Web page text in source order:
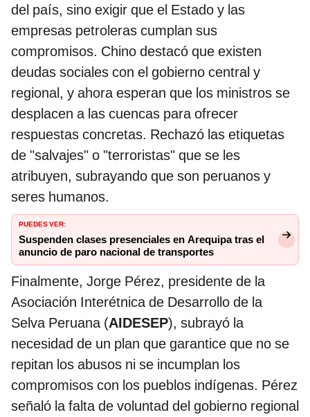
del país, sino exigir que el Estado y las
empresas petroleras cumplan sus
compromisos. Chino destacó que existen
deudas sociales con el gobierno central y
regional, y ahora esperan que los ministros se
desplacen a las cuencas para ofrecer
respuestas concretas. Rechazó las etiquetas
de "salvajes" o "terroristas" que se les
atribuyen, subrayando que son peruanos y
seres humanos.
PUEDES VER:
Suspenden clases presenciales en Arequipa tras el
anuncio de paro nacional de transportes
Finalmente, Jorge Pérez, presidente de la
Asociación Interétnica de Desarrollo de la
Selva Peruana (AIDESEP), subrayó la
necesidad de un plan que garantice que no se
repitan los abusos ni se incumplan los
compromisos con los pueblos indígenas. Pérez
señaló la falta de voluntad del gobierno regional